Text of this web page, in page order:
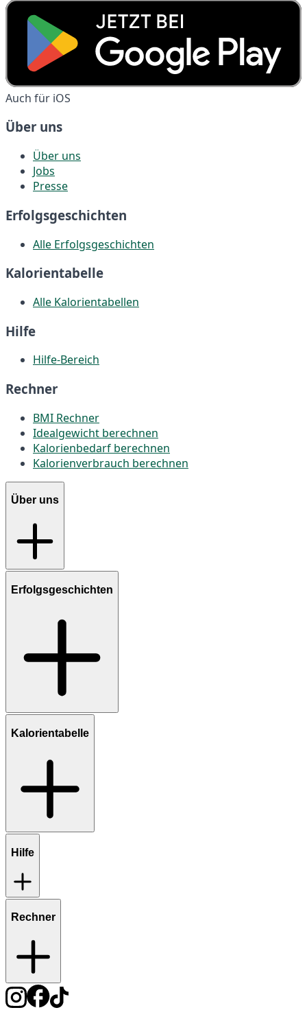
Auch für iOS
Über uns
Über uns
Jobs
Presse
Erfolgsgeschichten
Alle Erfolgsgeschichten
Kalorientabelle
Alle Kalorientabellen
Hilfe
Hilfe-Bereich
Rechner
BMI Rechner
Idealgewicht berechnen
Kalorienbedarf berechnen
Kalorienverbrauch berechnen
Über uns
Erfolgsgeschichten
Kalorientabelle
Hilfe
Rechner